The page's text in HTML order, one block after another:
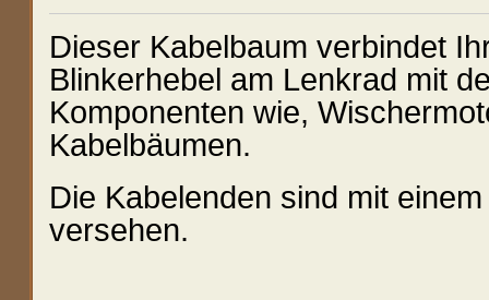
Dieser Kabelbaum verbindet
Blinkerhebel am Lenkrad mit
Komponenten wie,
Kabelbäumen.
Die Kabelenden sind mit
versehen.